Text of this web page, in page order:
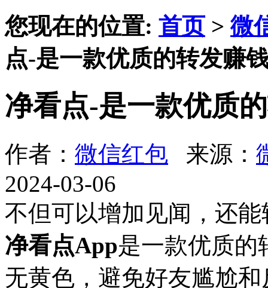
您现在的位置: 首页 >微
点-是一款优质的转发赚
净看点-是一款优质
作者： 微信红包 来源：
2024-03-06
不但可以增加见闻，还
净看点App是一款优质的
无黄色，避免好友尴尬